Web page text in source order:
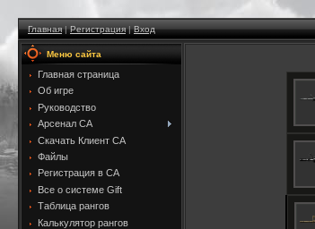
Главная|Регистрация|Вход
Меню сайта
Главная страница
Об игре
Руководство
Арсенал CA
Скачать Клиент CA
Файлы
Регистрация в CA
Все о системе Gift
Таблица рангов
Калькулятор рангов